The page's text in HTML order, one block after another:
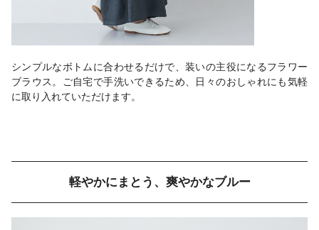
シンプルなボトムに合わせるだけで、装いの主役になるフラワー
ブラウス。ご自宅で手洗いできるため、日々のおしゃれにも気軽
に取り入れていただけます。
軽やかにまとう、爽やかなブルー